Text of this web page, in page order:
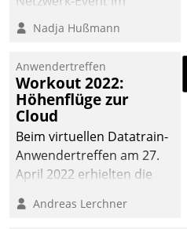
Kunden- und Partnerkreis
statt. Zentrale Frage: Wie
Mammutprojekte
meistern und Workloads
wuppen – bei zunehmend
anspruchsvollen
Aufgaben und
abnehmendem
Nadja Hußmann
Anwendertreffen
Workout 2022:
Höhenflüge zur
Cloud
Beim virtuellen Datatrain-
Anwendertreffen am 27.
April 2022 erhielten die
Teilnehmer kurzweilige
Andreas Lerchner